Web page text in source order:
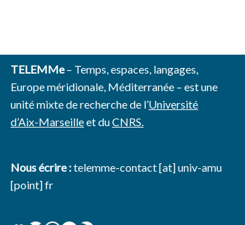
TELEMMe– Temps, espaces, langages,
Europe méridionale, Méditerranée – est une
unité mixte de recherche de l’Université
d’Aix-Marseilleet duCNRS.
Nous écrire :telemme-contact [at] univ-amu
[point] fr